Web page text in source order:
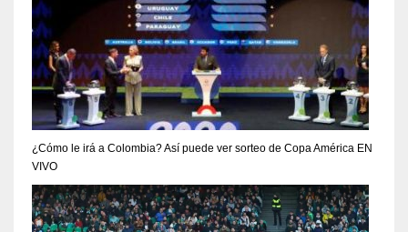
¿Cómo le irá a Colombia? Así puede ver sorteo de Copa América EN
VIVO